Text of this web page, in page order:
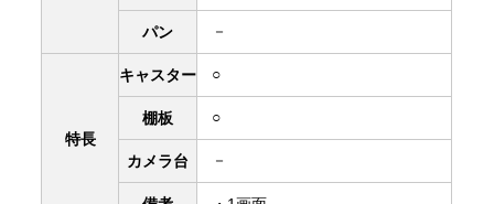
パン －
特長
キャスター ○
棚板 ○
カメラ台 －